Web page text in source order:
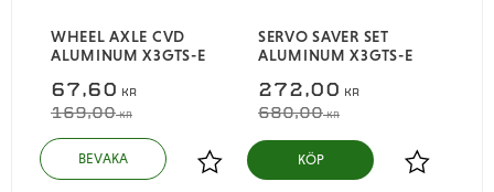
WHEEL AXLE CVD
ALUMINUM X3GTS-E
67,60 KR
169,00KR
Lägg till i favoriter
SERVO SAVER SET
ALUMINUM X3GTS-E
272,00 KR
680,00KR
Lägg till i
KÖP